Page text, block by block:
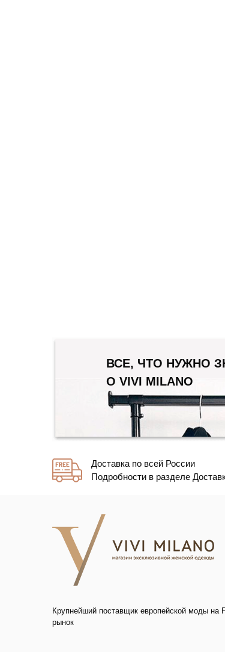
ВСЕ, ЧТО НУЖНО
О VIVI MILANO
Доставка по всей России
Подробности в разделе
Крупнейший поставщик европейской моды на
рынок